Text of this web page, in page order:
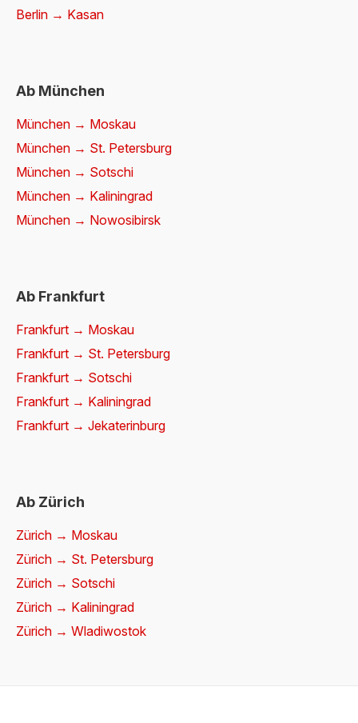
Berlin → Kasan
Ab München
München → Moskau
München → St. Petersburg
München → Sotschi
München → Kaliningrad
München → Nowosibirsk
Ab Frankfurt
Frankfurt → Moskau
Frankfurt → St. Petersburg
Frankfurt → Sotschi
Frankfurt → Kaliningrad
Frankfurt → Jekaterinburg
Ab Zürich
Zürich → Moskau
Zürich → St. Petersburg
Zürich → Sotschi
Zürich → Kaliningrad
Zürich → Wladiwostok